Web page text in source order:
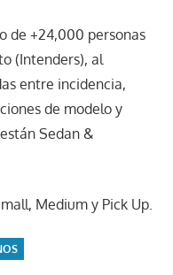
de +24,000 personas
(Intenders), al
entre incidencia,
de modelo y
Sedan &
Medium y Pick Up.